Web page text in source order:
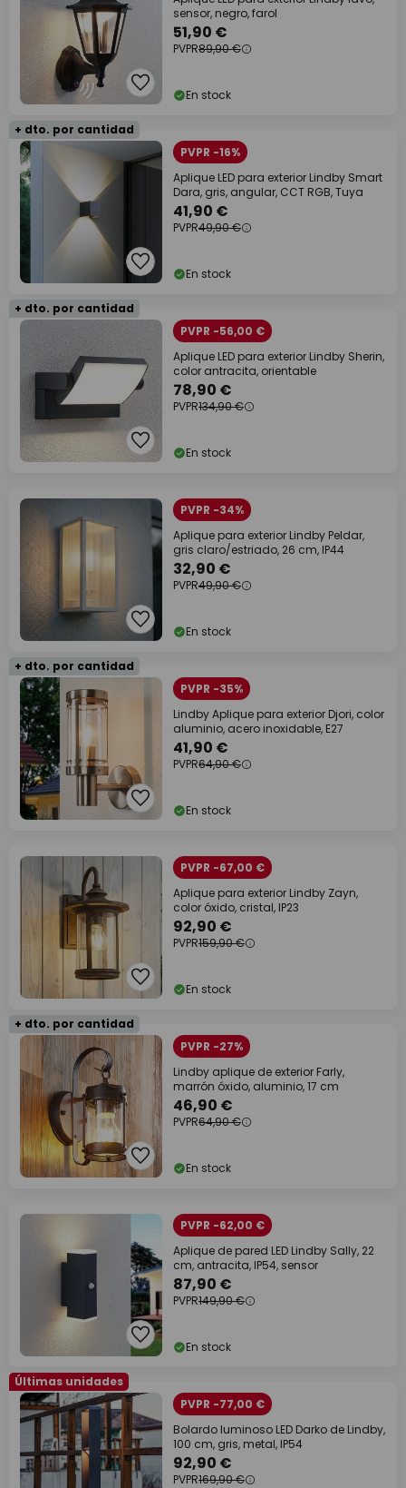
sensor, negro, farol
51,90 €
PVPR89,90 €
En stock
+ dto. por cantidad
PVPR -16%
Aplique LED para exterior Lindby Smart
Dara, gris, angular, CCT RGB, Tuya
41,90 €
PVPR49,90 €
En stock
+ dto. por cantidad
PVPR -56,00 €
Aplique LED para exterior Lindby Sherin,
color antracita, orientable
78,90 €
PVPR134,90 €
En stock
PVPR -34%
Aplique para exterior Lindby Peldar,
gris claro/estriado, 26 cm, IP44
32,90 €
PVPR49,90 €
En stock
+ dto. por cantidad
PVPR -35%
Lindby Aplique para exterior Djori, color
aluminio, acero inoxidable, E27
41,90 €
PVPR64,90 €
En stock
PVPR -67,00 €
Aplique para exterior Lindby Zayn,
color óxido, cristal, IP23
92,90 €
PVPR159,90 €
En stock
+ dto. por cantidad
PVPR -27%
Lindby aplique de exterior Farly,
marrón óxido, aluminio, 17 cm
46,90 €
PVPR64,90 €
En stock
PVPR -62,00 €
Aplique de pared LED Lindby Sally, 22
cm, antracita, IP54, sensor
87,90 €
PVPR149,90 €
En stock
Últimas unidades
PVPR -77,00 €
Bolardo luminoso LED Darko de Lindby,
100 cm, gris, metal, IP54
92,90 €
PVPR169,90 €